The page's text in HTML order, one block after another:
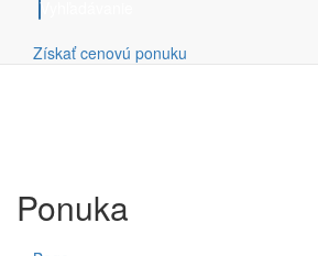
Vyhľadávanie
Získať cenovú ponuku
Ponuka